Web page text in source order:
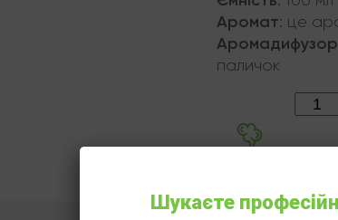
Аромат: це
Аромадифузор
паличок
Шукаєте